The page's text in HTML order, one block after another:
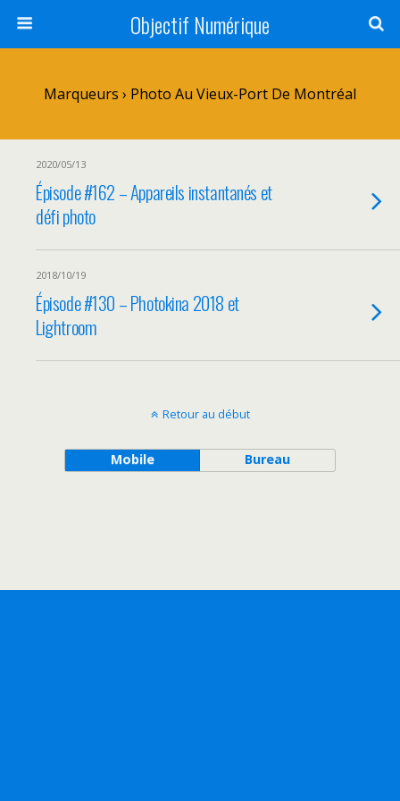
Objectif Numérique
Marqueurs › Photo Au Vieux-Port De Montréal
2020/05/13
Épisode #162 – Appareils instantanés et
défi photo
2018/10/19
Épisode #130 – Photokina 2018 et
Lightroom
Retour au début
Mobile Bureau